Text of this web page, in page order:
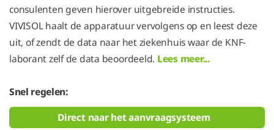
consulenten geven hierover uitgebreide instructies.
VIVISOL haalt de apparatuur vervolgens op en leest deze
uit, of zendt de data naar het ziekenhuis waar de KNF-
laborant zelf de data beoordeeld. Lees meer...
Snel regelen:
Direct naar het aanvraagsysteem